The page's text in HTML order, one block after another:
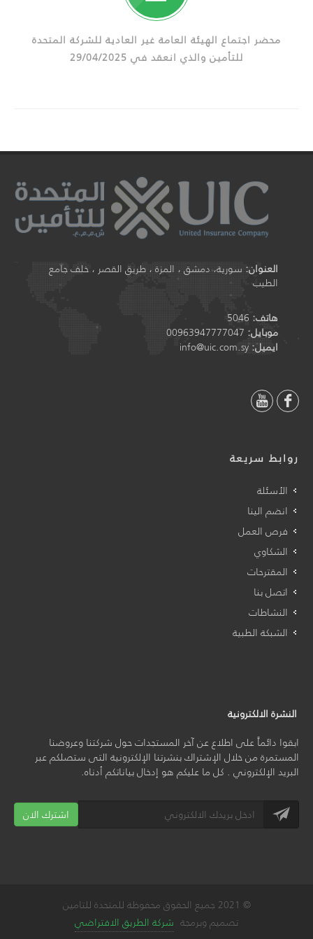
محضر اجتماع الهيئة العامة غير العادية للشركة المتحدة
للتأمين والذي انعقد في 29/04/2025
العنوان: سورية، دمشق ، المزة ، طريق القصر ، خلف جامع
الطيب
هاتف: 5046
موبايل: 00963947777047
ايميل:info@uic.com.sy
روابط سريعة
الأسئلة
انضم الينا
فرص العمل
الشكاوي
المقترحات
اتصل بنا
النشاطات
الشبكة الطبية
النشرة الالكترونية
ابقوا دائماً على اطلاع عن آخر المستجدات حول شركتنا وعروضنا
المستمرة من خلال الإشتراك بنشرتنا الإلكترونية التى ستصلكم عبر
البريد الإلكتروني . كل ما عليكم هو إدخال بياناتكم أدناه.
اشترك الان
© 2021 جميع الحقوق محفوظة للمتحدة للتامين
تصميم وبرمجة شركة الطريق الافتراضي